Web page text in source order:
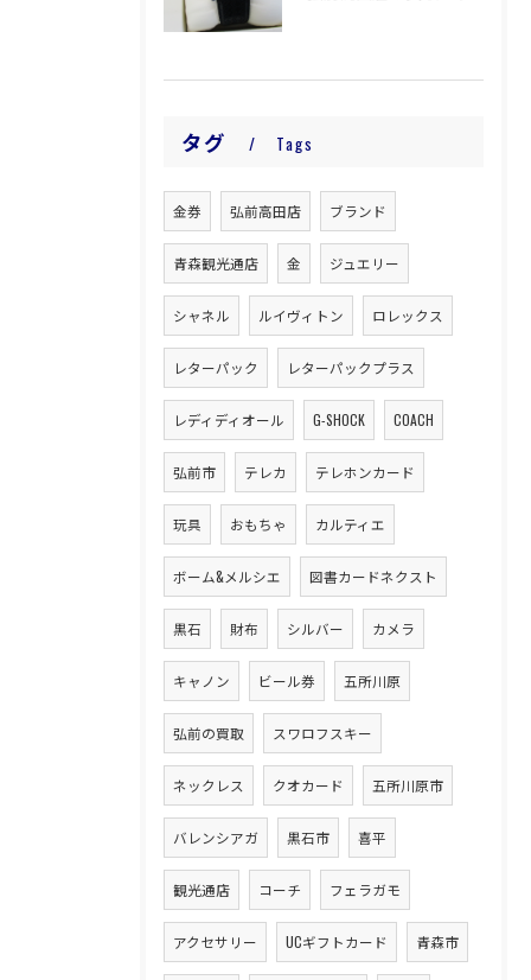
タグ Tags
金券 弘前高田店 ブランド
青森観光通店 金 ジュエリー
シャネル ルイヴィトン ロレックス
レターパック レターパックプラス
レディディオール G-SHOCK COACH
弘前市 テレカ テレホンカード
玩具 おもちゃ カルティエ
ボーム&メルシエ 図書カードネクスト
黒石 財布 シルバー カメラ
キャノン ビール券 五所川原
弘前の買取 スワロフスキー
ネックレス クオカード 五所川原市
バレンシアガ 黒石市 喜平
観光通店 コーチ フェラガモ
アクセサリー UCギフトカード 青森市